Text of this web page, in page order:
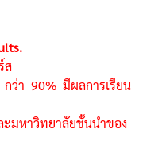
ส
ว่า 90% มีผลการเรียน
ะมหาวิทยาลัยชั้นนำของ